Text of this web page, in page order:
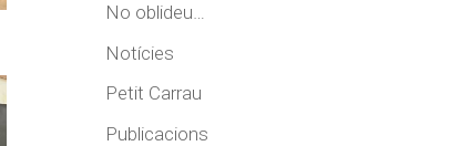
No oblideu…
Notícies
Petit Carrau
Publicacions